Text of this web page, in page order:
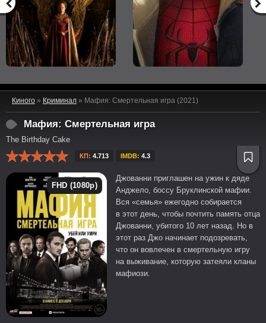
Киного » Криминал » Мафия: Смертельная игра (2021)
Мафия: Смертельная игра
The Birthday Cake
КП: 4.713 IMDB: 4.3
FHD (1080p)
Джованни приглашен на ужин к дяде
Анджело, боссу Бруклинской мафии.
Вся «семья» ежегодно собирается
в этот день, чтобы почтить память отца
Джованни, убитого 10 лет назад. Но в
этот раз Джо начинает подозревать,
что он вовлечен в смертельную игру
на выживание, которую затеяли кланы
мафиози.